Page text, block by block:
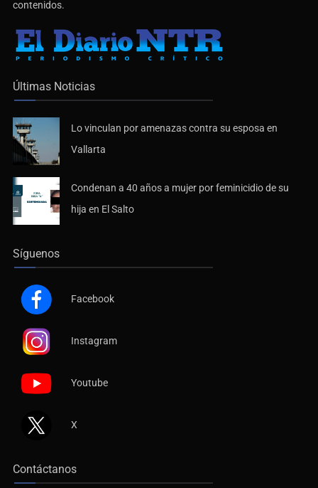
contenidos.
Últimas Noticias
Lo vinculan por amenazas contra su esposa en
Vallarta
Condenan a 40 años a mujer por feminicidio de su
hija en El Salto
Síguenos
Facebook
Instagram
Youtube
X
Contáctanos